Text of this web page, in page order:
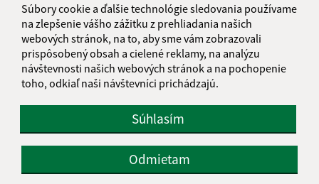
Súbory cookie a ďalšie technológie sledovania používame
na zlepšenie vášho zážitku z prehliadania našich
webových stránok, na to, aby sme vám zobrazovali
prispôsobený obsah a cielené reklamy, na analýzu
návštevnosti našich webových stránok a na pochopenie
toho, odkiaľ naši návštevníci prichádzajú.
Súhlasím
Odmietam
Informácie o stránke: